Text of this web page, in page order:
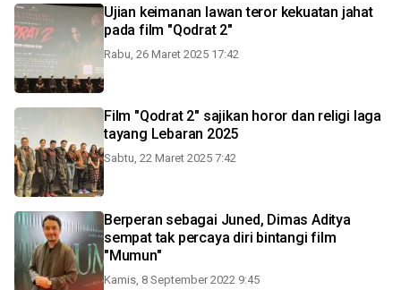
Ujian keimanan lawan teror kekuatan jahat
pada film "Qodrat 2"
Rabu, 26 Maret 2025 17:42
Film "Qodrat 2" sajikan horor dan religi laga
tayang Lebaran 2025
Sabtu, 22 Maret 2025 7:42
Berperan sebagai Juned, Dimas Aditya
sempat tak percaya diri bintangi film
"Mumun"
Kamis, 8 September 2022 9:45